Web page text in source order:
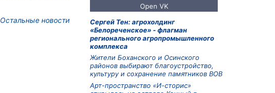
Остальные новости
Сергей Тен: агрохолдинг
«Белореченское» - флагман
регионального агропромышленного
комплекса
Жители Боханского и Осинского
районов выбирают благоустройство,
культуру и сохранение памятников ВОВ
Арт-пространство «И-сторис»